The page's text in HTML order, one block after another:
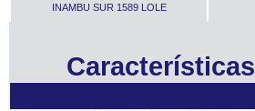
INAMBU SUR 1589 LOLE